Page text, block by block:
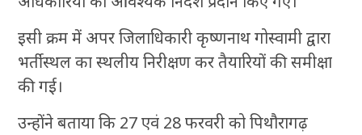
इसी क्रम में अपर जिलाधिकारी कृष्णनाथ गोस्वामी द्वारा
भर्ती स्थल का स्थलीय निरीक्षण कर तैयारियों की समीक्षा
की गई।
उन्होंने बताया कि 27 एवं 28 फरवरी को पिथौरागढ़